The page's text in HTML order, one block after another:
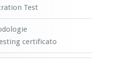
Test
certificato